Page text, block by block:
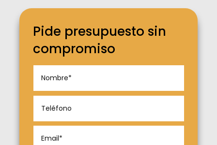
Pide presupuesto sin
compromiso